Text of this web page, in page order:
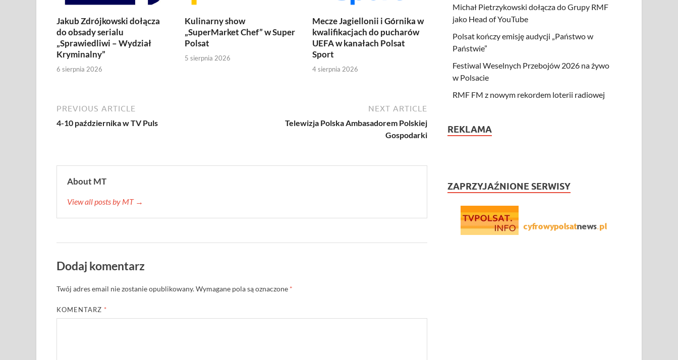
Jakub Zdrójkowski dołącza
do obsady serialu
„Sprawiedliwi – Wydział
Kryminalny”
6 sierpnia 2026
Kulinarny show
„SuperMarket Chef” w Super
Polsat
5 sierpnia 2026
Mecze Jagiellonii i Górnika w
kwalifikacjach do pucharów
UEFA w kanałach Polsat
Sport
4 sierpnia 2026
PREVIOUS ARTICLE
4-10 października w TV Puls
NEXT ARTICLE
Telewizja Polska Ambasadorem Polskiej
Gospodarki
About MT
View all posts by MT →
Dodaj komentarz
Twój adres email nie zostanie opublikowany.Wymagane pola są oznaczone *
KOMENTARZ *
Michał Pietrzykowski dołącza do Grupy RMF
jako Head of YouTube
Polsat kończy emisję audycji „Państwo w
Państwie”
Festiwal Weselnych Przebojów 2026 na żywo
w Polsacie
RMF FM z nowym rekordem loterii radiowej
REKLAMA
ZAPRZYJAŹNIONE SERWISY